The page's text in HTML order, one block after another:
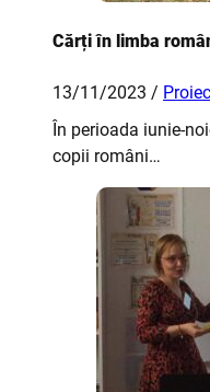
Cărți în limba
13/11/2023 /
În perioada iunie-
copii români…